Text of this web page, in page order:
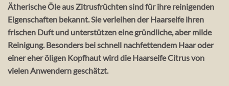
Ätherische Öle aus Zitrusfrüchten sind für ihre reinigenden
Eigenschaften bekannt. Sie verleihen der Haarseife ihren
frischen Duft und unterstützen eine gründliche, aber milde
Reinigung. Besonders bei schnell nachfettendem Haar oder
einer eher öligen Kopfhaut wird die Haarseife Citrus von
vielen Anwendern geschätzt.